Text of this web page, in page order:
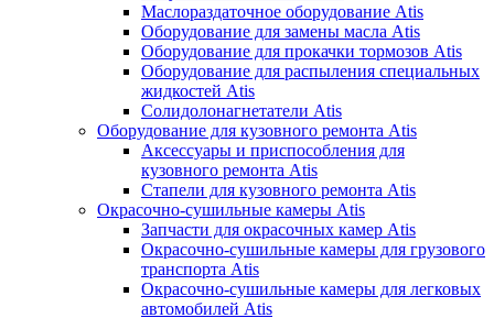
Маслораздаточное оборудование Atis
Оборудование для замены масла Atis
Оборудование для прокачки тормозов Atis
Оборудование для распыления специальных
жидкостей Atis
Солидолонагнетатели Atis
Оборудование для кузовного ремонта Atis
Аксессуары и приспособления для
кузовного ремонта Atis
Стапели для кузовного ремонта Atis
Окрасочно-сушильные камеры Atis
Запчасти для окрасочных камер Atis
Окрасочно-сушильные камеры для грузового
транспорта Atis
Окрасочно-сушильные камеры для легковых
автомобилей Atis